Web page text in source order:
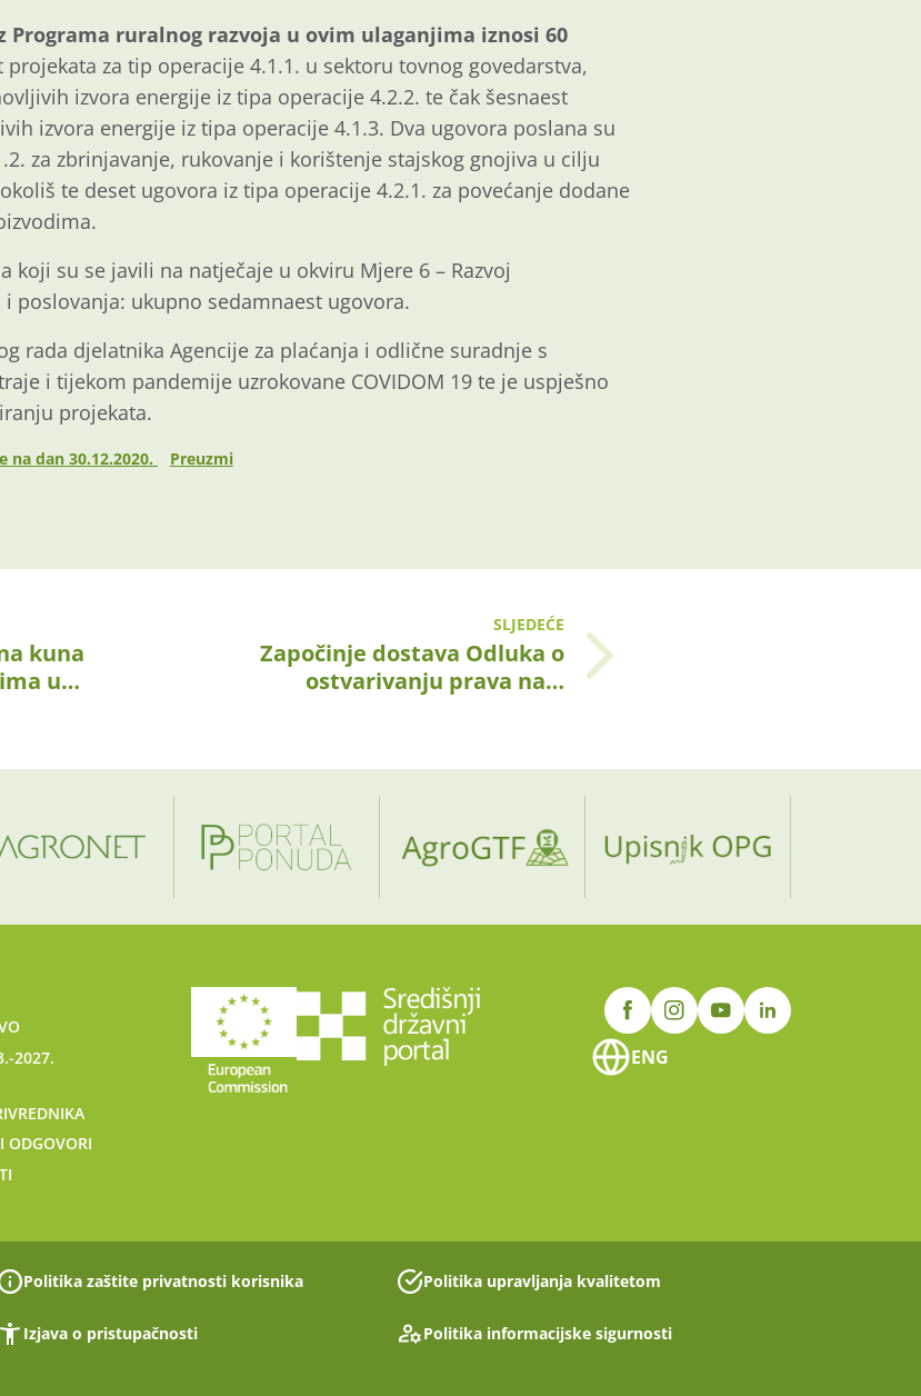
ruralnog razvoja u ovim ulaganjima iznosi 60
projekata za tip operacije 4.1.1. u sektoru tovnog govedarstva,
izvora energije iz tipa operacije 4.2.2. te čak šesnaest
izvora energije iz tipa operacije 4.1.3. Dva ugovora poslana su
za zbrinjavanje, rukovanje i korištenje stajskog gnojiva u cilju
te deset ugovora iz tipa operacije 4.2.1. za povećanje dodane
koji su se javili na natječaje u okviru Mjere 6 – Razvoj
poslovanja: ukupno sedamnaest ugovora.
rada djelatnika Agencije za plaćanja i odlične suradnje s
i tijekom pandemije uzrokovane COVIDOM 19 te je uspješno
projekata.
na dan 30.12.2020. Preuzmi
kuna
u…
SLJEDEĆE
Započinje dostava Odluka o
ostvarivanju prava na…
2027.
ODGOVORI
ENG
Politika zaštite privatnosti korisnika Politika upravljanja kvalitetom
Izjava o pristupačnosti Politika informacijske sigurnosti